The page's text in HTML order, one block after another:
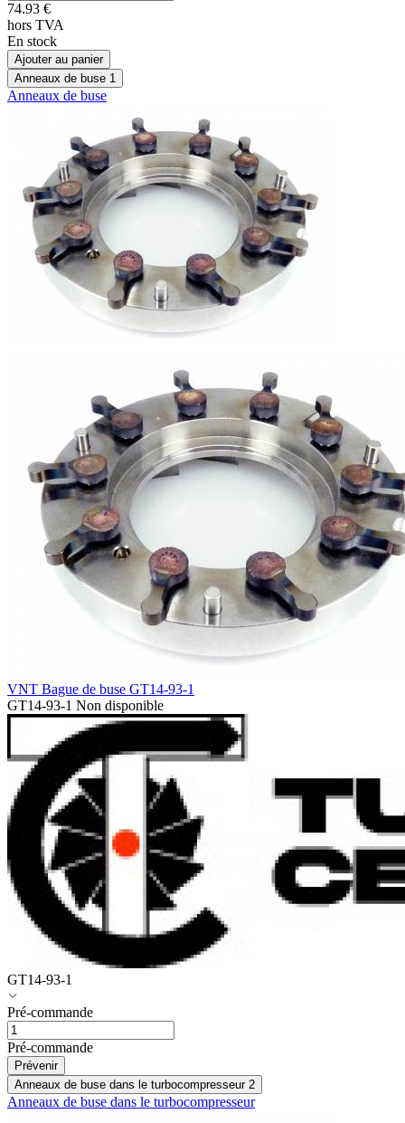
74.93 €
hors TVA
En stock
Ajouter au panier
Anneaux de buse 1
Anneaux de buse
VNT Bague de buse GT14-93-1
GT14-93-1 Non disponible
GT14-93-1
Pré-commande
Pré-commande
Prévenir
Anneaux de buse dans le turbocompresseur 2
Anneaux de buse dans le turbocompresseur